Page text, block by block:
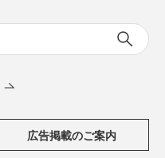
広告掲載のご案内